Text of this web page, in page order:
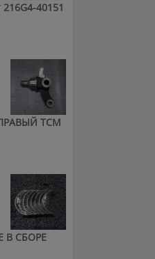
40151
ТСМ
В СБОРЕ